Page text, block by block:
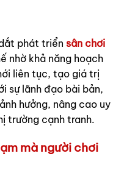
phát triển sân chơi
nhờ khả năng hoạch
liên tục, tạo giá trị
sự lãnh đạo bài bản,
hưởng, nâng cao uy
trường cạnh tranh.
mà người chơi